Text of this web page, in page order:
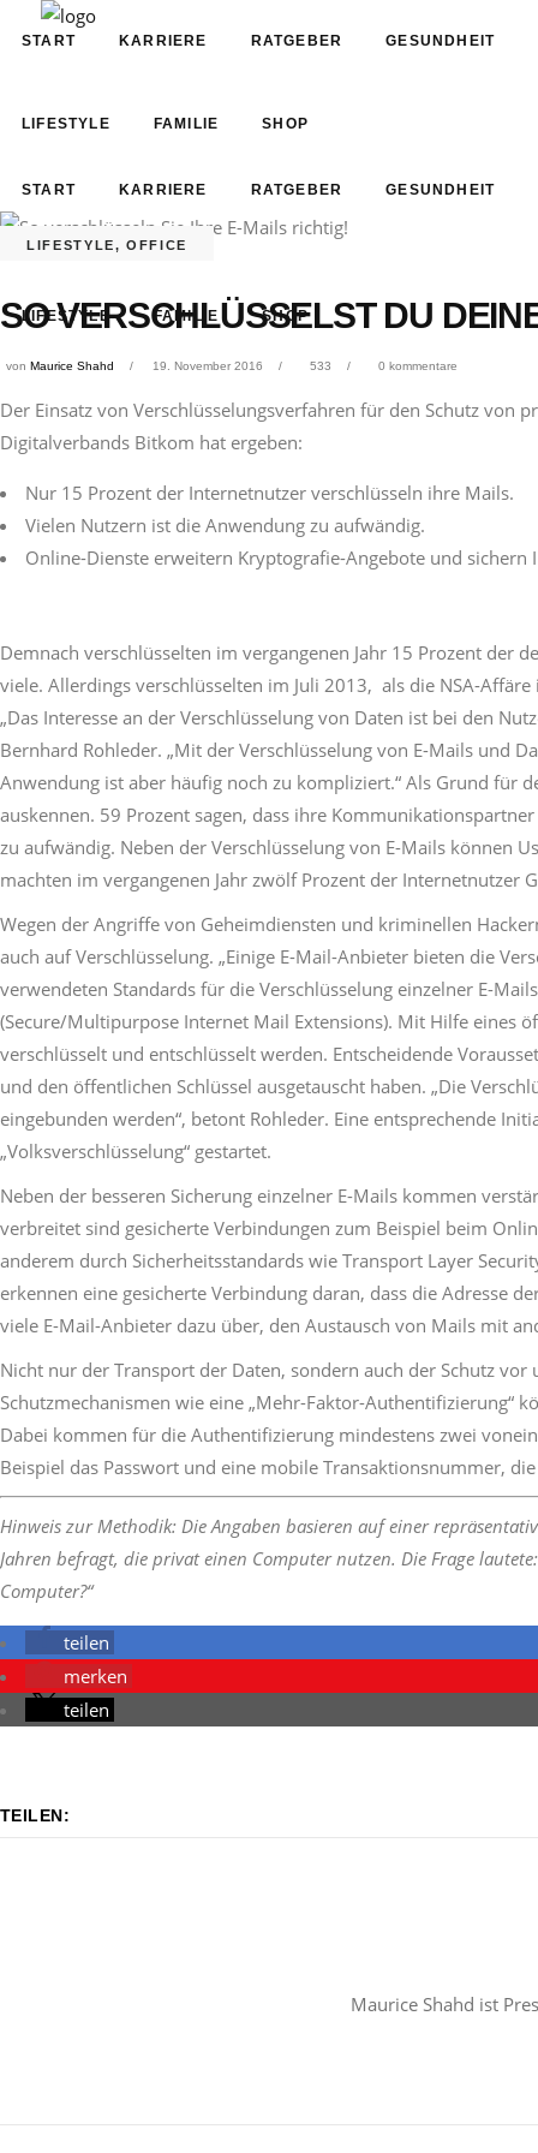
START KARRIERE RATGEBER GESUNDHEIT
LIFESTYLE FAMILIE SHOP
START KARRIERE RATGEBER GESUNDHEIT
LIFESTYLE FAMILIE SHOP
LIFESTYLE,OFFICE
SO VERSCHLÜSSELST DU
von Maurice Shahd 19. November 2016 533 0 kommentare
Der Einsatz von Verschlüsselungsverfahren für den Schutz
Digitalverbands Bitkom hat ergeben:
Nur 15 Prozent der Internetnutzer verschlüsseln ihre Mails.
Vielen Nutzern ist die Anwendung zu aufwändig.
Online-Dienste erweitern Kryptografie-Angebote und sichern
Demnach verschlüsselten im vergangenen Jahr 15 Prozent der
viele. Allerdings verschlüsselten im Juli 2013, als die NSA-
„Das Interesse an der Verschlüsselung von Daten ist bei den
Bernhard Rohleder. „Mit der Verschlüsselung von E-Mails und
Anwendung ist aber häufig noch zu kompliziert.“ Als Grund für
auskennen. 59 Prozent sagen, dass ihre
zu aufwändig. Neben der Verschlüsselung von E-Mails können
machten im vergangenen Jahr zwölf Prozent der Internetnutzer
Wegen der Angriffe von Geheimdiensten und kriminellen
auch auf Verschlüsselung. „Einige E-Mail-Anbieter bieten die
verwendeten Standards für die Verschlüsselung einzelner E-
(Secure/Multipurpose Internet Mail Extensions). Mit Hilfe eines
verschlüsselt und entschlüsselt werden. Entscheidende
und den öffentlichen Schlüssel ausgetauscht haben. „Die
eingebunden werden“, betont Rohleder. Eine entsprechende
„Volksverschlüsselung“ gestartet.
Neben der besseren Sicherung einzelner E-Mails kommen
verbreitet sind gesicherte Verbindungen zum Beispiel beim
anderem durch Sicherheitsstandards wie Transport Layer
erkennen eine gesicherte Verbindung daran, dass die Adresse
viele E-Mail-Anbieter dazu über, den Austausch von Mails mit
Nicht nur der Transport der Daten, sondern auch der Schutz
Schutzmechanismen wie eine „Mehr-Faktor-Authentifizierung“
Dabei kommen für die Authentifizierung mindestens zwei
Beispiel das Passwort und eine mobile Transaktionsnummer,
Hinweis zur Methodik: Die Angaben basieren auf einer
Jahren befragt, die privat einen Computer nutzen. Die Frage
Computer?“
teilen
merken
teilen
TEILEN:
Maurice Shahd ist